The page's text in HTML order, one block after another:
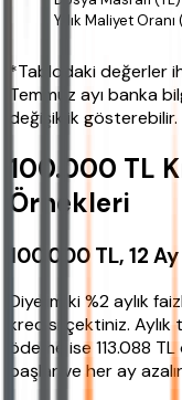
*Tablodaki değerler
Temmuz ayı banka
değişiklik gösterebilir.
100.000 TL
Örnekleri
100.000 TL, 12
Diyelim ki %2 aylık
kredisi çektiniz.
ödeme ise 113.088
başlar ve her ay